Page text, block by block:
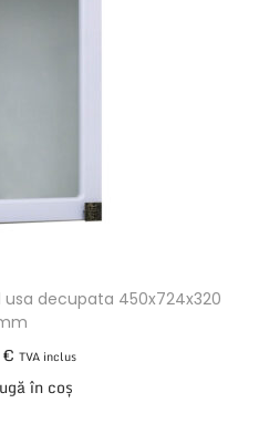
usa decupata 450x724x320
€ TVA inclus
în coș